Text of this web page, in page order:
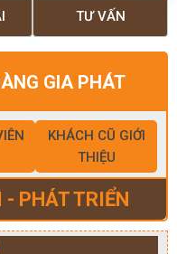
TƯ VẤN
GIA PHÁT
KHÁCH CŨ GIỚI
THIỆU
PHÁT TRIỂN